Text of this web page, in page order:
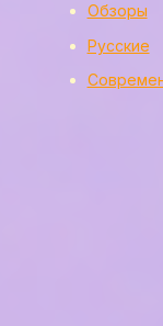
Обзоры
Русские